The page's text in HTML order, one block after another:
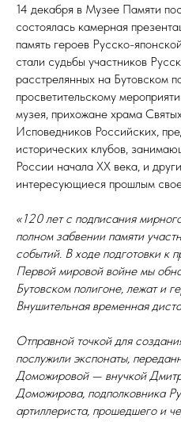
14 декабря в Музее Памяти
состоялась камерная
память героев Русско-
стали судьбы участников
расстрелянных на Бутовском
просветительскому
музея, прихожане храма
Исповедников Российских,
исторических клубов,
России начала XX века, и
интересующиеся прошлым
«120 лет с подписания
полном забвении памяти
событий. В ходе подготовки к
Первой мировой войне мы
Бутовском полигоне, лежат и
Внушительная временная
Отправной точкой для
послужили экспонаты,
Доможировой — внучкой
Доможирова, подполковника
артиллериста, прошедшего и